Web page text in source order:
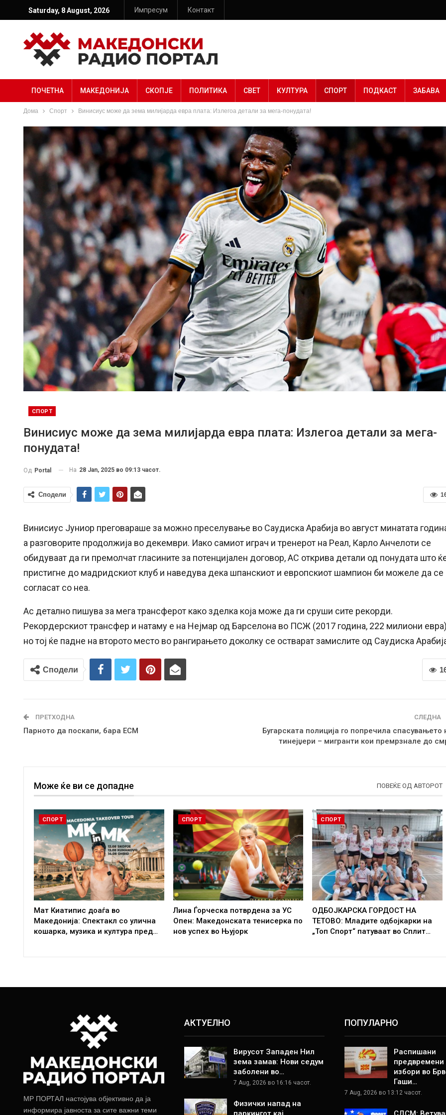
Saturday, 8 August, 2026 Импресум Контакт
ПОЧЕТНА МАКЕДОНИЈА СКОПЈЕ ПОЛИТИКА СВЕТ КУЛТУРА СПОРТ ПОДКАСТ ЗАБАВА
Дома Спорт Винисиус може да зема милијарда евра плата: Излегоа детали за мега-понудата!
СПОРТ
Винисиус може да зема милијарда евра плата: Излегоа детали за мега-
понудата!
Од Portal На 28 Jan, 2025 во 09:13 часот.
Сподели
Винисиус Јуниор преговараше за можно преселување во Саудиска Арабија во август минатата
а разговорите продолжија во декември. Иако самиот играч и тренерот на Реал, Карло Анчелоти се
обидуваат да ги премолчат гласините за потенцијален договор, АС открива детали од понудата што
пристигне до мадридскиот клуб и наведува дека шпанскиот и европскиот шампион би можеле да се
согласат со неа.
Ас детално пишува за мега трансферот како зделка која може да ги сруши сите рекорди.
Рекордерскиот трансфер и натаму е на Нејмар од Барселона во ПСЖ (2017 година, 222 милиони
но тој ќе падне на второто место во рангирањето доколку се остварат замислите од Саудиска
Сподели
ПРЕТХОДНА
Парното да поскапи, бара ЕСМ
СЛЕДНА
Бугарската полиција го попречила спасувањето
тинејџери – мигранти кои премрзнале до
Може ќе ви се допадне ПОВЕЌЕ ОД АВТОРОТ
СПОРТ
Мат Киатипис доаѓа во
Македонија: Спектакл со улична
кошарка, музика и култура пред…
СПОРТ
Лина Ѓорческа потврдена за УС
Опен: Македонската тенисерка по
нов успех во Њујорк
СПОРТ
ОДБОЈКАРСКА ГОРДОСТ НА
ТЕТОВО: Младите одбојкарки на
„Топ Спорт“ патуваат во Сплит…
МР ПОРТАЛ настојува објективно да ја
информира јавноста за сите важни теми
АКТУЕЛНО
Вирусот Западен Нил
зема замав: Нови седум
заболени во…
7 Aug, 2026 во 16:16 часот.
Физички напад на
ПОПУЛАРНО
Распишани
предвремени
избори во
Гаши…
7 Aug, 2026 во 13:12 часот.